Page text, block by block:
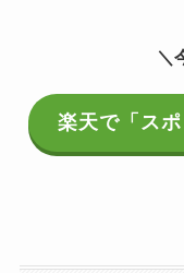
＼
楽天で「ス